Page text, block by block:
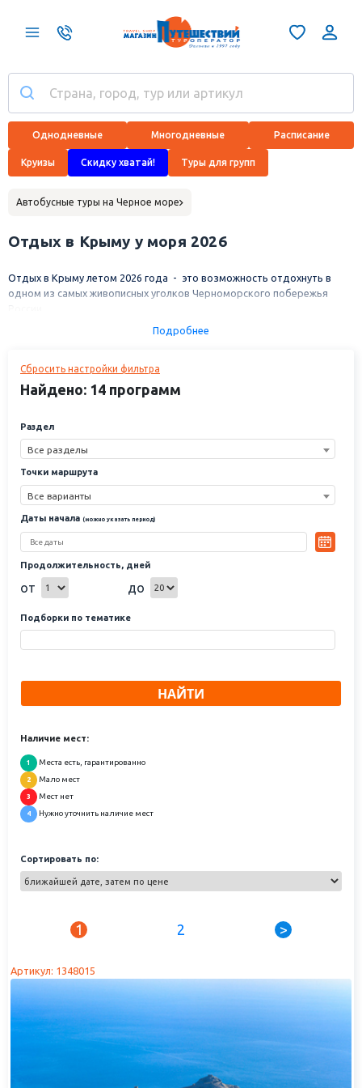
Однодневные Многодневные Расписание
Круизы Скидку хватай! Туры для групп
Автобусные туры на Черное море
Отдых в Крыму у моря 2026
Отдых в Крыму летом 2026 года - это возможность отдохнуть в
одном из самых живописных уголков Черноморского побережья
Судак - одно из самых известных курортных мест Крыма. Вас ждет
мягкий и благоприятный климат, чистейшее море, прекрасные пляжи,
рестораны, аквапарки, богатейшая экскурсионная программа. Все
это делает его одним из лучших мест отдыха.
Подробнее
Сбросить настройки фильтра
Найдено: 14 программ
Раздел
Все разделы
Точки маршрута
Все варианты
Даты начала (можно указать период)
Продолжительность, дней
от до
Подборки по тематике
НАЙТИ
Наличие мест:
1 Места есть, гарантированно
2 Мало мест
3 Мест нет
4 Нужно уточнить наличие мест
Сортировать по:
1 2 >
Артикул: 1348015